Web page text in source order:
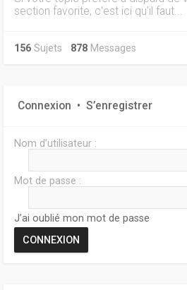
section favorite, c'est ici qu'il faut...
156 Sujets 878 Messages
Connexion • S’enregistrer
Nom d’utilisateur :
Mot de passe :
J’ai oublié mon mot de passe